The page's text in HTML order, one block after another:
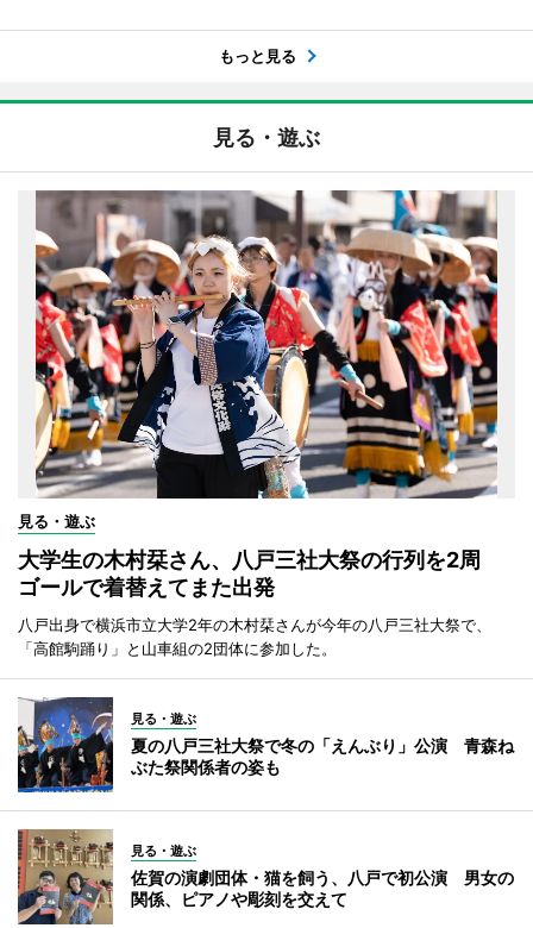
もっと見る
見る・遊ぶ
見る・遊ぶ
大学生の木村栞さん、八戸三社大祭の行列を2周
ゴールで着替えてまた出発
八戸出身で横浜市立大学2年の木村栞さんが今年の八戸三社大祭で、
「高館駒踊り」と山車組の2団体に参加した。
見る・遊ぶ
夏の八戸三社大祭で冬の「えんぶり」公演 青森ね
ぶた祭関係者の姿も
見る・遊ぶ
佐賀の演劇団体・猫を飼う、八戸で初公演 男女の
関係、ピアノや彫刻を交えて